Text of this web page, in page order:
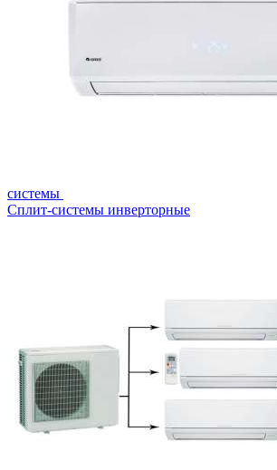
системы
Сплит-системы инверторные